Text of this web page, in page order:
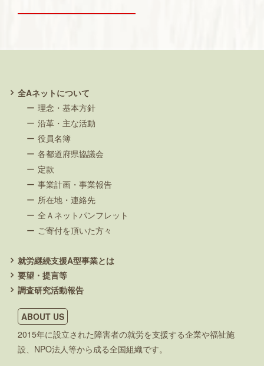
全Aネットについて
理念・基本方針
沿革・主な活動
役員名簿
各都道府県協議会
定款
事業計画・事業報告
所在地・連絡先
全Ａネットパンフレット
ご寄付を頂いた方々
就労継続支援A型事業とは
要望・提言等
調査研究活動報告
ABOUT US
2015年に設立された障害者の就労を支援する企業や福祉施
設、NPO法人等から成る全国組織です。